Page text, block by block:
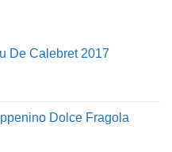
(hoặc tủ lạnh thông
khi dùng.
ly có thể dẫn đến việc
quá ít rượu có thể dẫn đến
De Calebret 2017
Dolce Fragola